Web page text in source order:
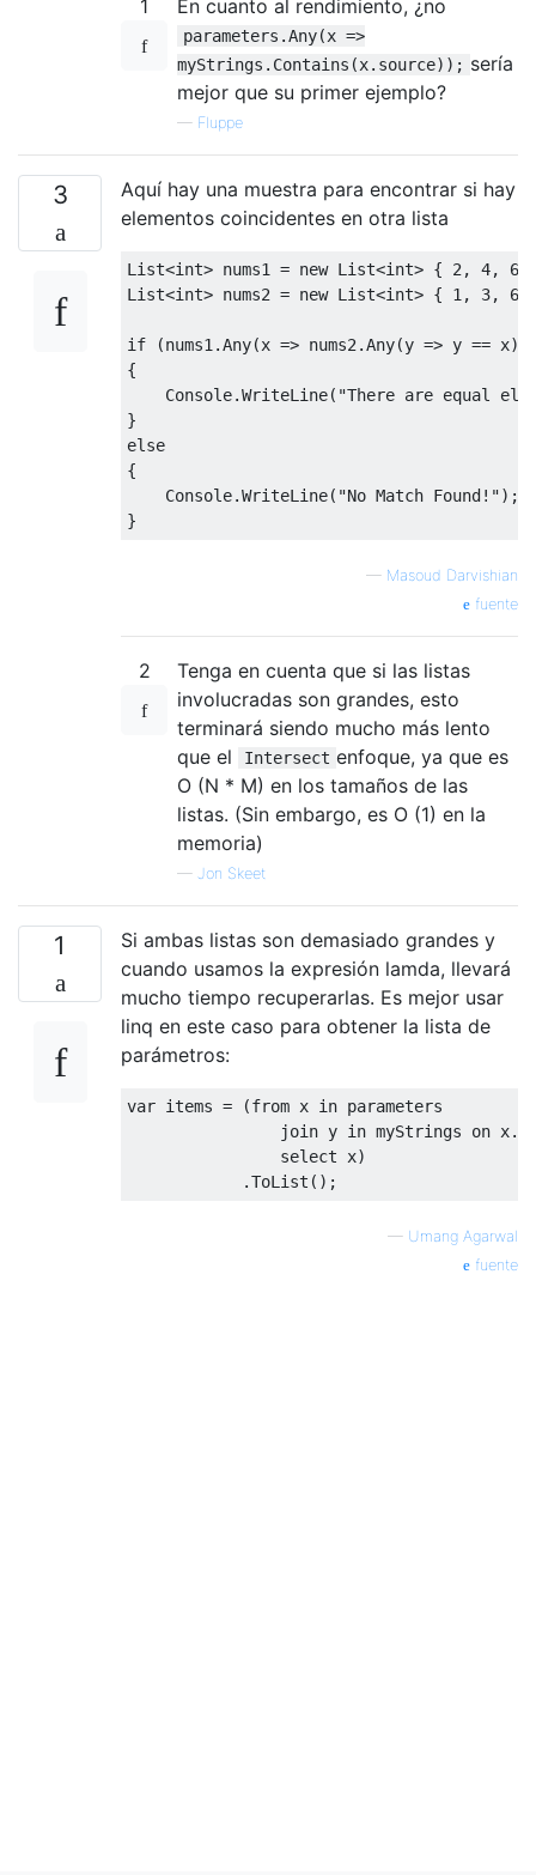
1 En cuanto al rendimiento, ¿no
parameters.Any(x =>
myStrings.Contains(x.source)); sería
mejor que su primer ejemplo?
— Fluppe
3
Aquí hay una muestra para encontrar si hay
elementos coincidentes en otra lista
List<int> nums1 = new List<int> { 2 , 4, 6
List<int> nums2 = new List<int> { 1 , 3, 6
if (nums1.Any(x => nums2.Any(y => y ==
{
    Console.WriteLine(
"There are equal
else
{
    Console.WriteLine(
"No Match Found!");
— Masoud Darvishian
fuente
2
Tenga en cuenta que si las listas
involucradas son grandes, esto
terminará siendo mucho más lento
que el
Intersect enfoque, ya que es
O (N * M) en los tamaños de las
listas. (Sin embargo, es O (1) en la
memoria)
— Jon Skeet
1
Si ambas listas son demasiado grandes y
cuando usamos la expresión lamda, llevará
mucho tiempo recuperarlas. Es mejor usar
linq en este caso para obtener la lista de
parámetros:
var items = (from x in parameters
join y in myStrings on
select x)
— Umang Agarwal
fuente